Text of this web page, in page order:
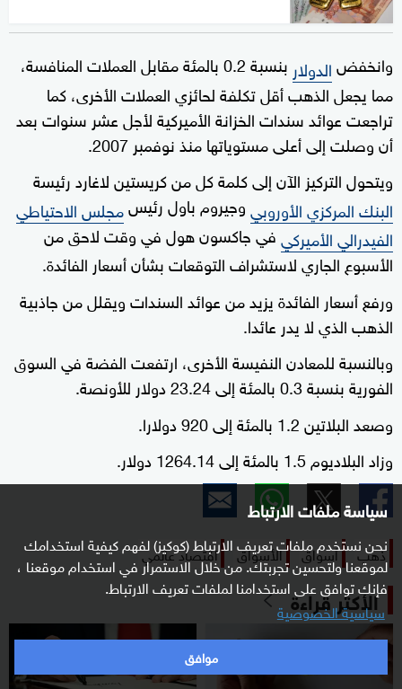
سياسة ملفات الارتباط
نحن نستخدم ملفات تعريف الارتباط (كوكيز) لفهم كيفية استخدامك
لموقعنا ولتحسين تجربتك. من خلال الاستمرار في استخدام موقعنا ،
فإنك توافق على استخدامنا لملفات تعريف الارتباط.
سياسية الخصوصية
موافق
وانخفضالدولار
بنسبة 0.2 بالمئة مقابل العملات المنافسة،
مما يجعل الذهب أقل تكلفة لحائزي العملات الأخرى، كما
تراجعت عوائد سندات الخزانة الأميركية لأجل عشر سنوات بعد
أن وصلت إلى أعلى مستوياتها منذ نوفمبر 2007.
ويتحول التركيز الآن إلى كلمة كل من كريستين لاغارد رئيسة
البنك المركزي الأوروبيوجيروم باول رئيسمجلس الاحتياطي
الفيدرالي الأميركيفي جاكسون هول في وقت لاحق من
الأسبوع الجاري لاستشراف التوقعات بشأن أسعار الفائدة.
ورفع أسعار الفائدة يزيد من عوائد السندات ويقلل من جاذبية
الذهب الذي لا يدر عائدا.
وبالنسبة للمعادن النفيسة الأخرى، ارتفعت الفضة في السوق
الفورية بنسبة 0.3 بالمئة إلى 23.24 دولار للأونصة.
وصعد البلاتين 1.2 بالمئة إلى 920 دولارا.
وزاد البلاديوم 1.5 بالمئة إلى 1264.14 دولار.
ذهب أسواق الأسواق اقتصاد عالمي
الأكثر قراءة